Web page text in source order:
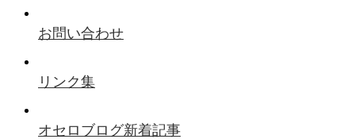
お問い合わせ
リンク集
オセロブログ新着記事